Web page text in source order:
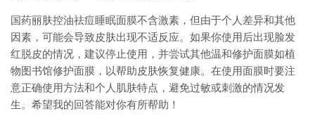
国药丽肤控油祛痘睡眠面膜不含激素，但由于个人差异和其他
因素，可能会导致皮肤出现不适反应。如果你使用后出现脸发
红脱皮的情况，建议停止使用，并尝试其他温和修护面膜如植
物图书馆修护面膜，以帮助皮肤恢复健康。在使用面膜时要注
意正确使用方法和个人肌肤特点，避免过敏或刺激的情况发
生。希望我的回答能对你有所帮助！